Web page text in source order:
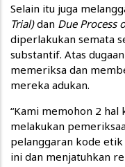
Selain itu juga
Trial)dan Due Process
diperlakukan semata
substantif. Atas
memeriksa dan
mereka adukan.
“Kami memohon 2 hal
melakukan
pelanggaran kode
ini dan menjatuhkan